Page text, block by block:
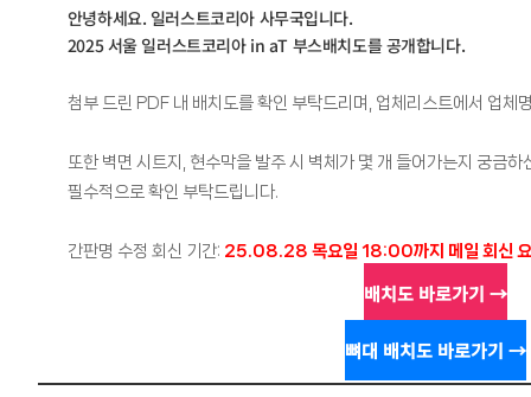
안녕하세요. 일러스트코리아 사무국입니다.
2025 서울 일러스트코리아 in aT 부스배치도를 공개합니다.
첨부 드린 PDF 내 배치도를 확인 부탁드리며, 업체리스트에서 업체
또한 벽면 시트지, 현수막을 발주 시 벽체가 몇 개 들어가는지 궁금
필수적으로 확인 부탁드립니다.
간판명 수정 회신 기간: 25.08.28 목요일 18:00까지 메일 회신
배치도 바로가기 →
뼈대 배치도 바로가기 →